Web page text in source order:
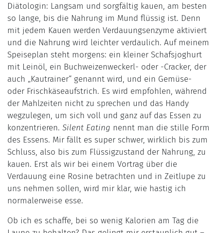
Diätologin: Langsam und sorgfältig kauen, am besten
so lange, bis die Nahrung im Mund flüssig ist. Denn
mit jedem Kauen werden Verdauungsenzyme aktiviert
und die Nahrung wird leichter verdaulich. Auf meinem
Speiseplan steht morgens: ein kleiner Schafsjoghurt
mit Leinöl, ein Buchweizenweckerl- oder -Cracker, der
auch „Kautrainer“ genannt wird, und ein Gemüse-
oder Frischkäseaufstrich. Es wird empfohlen, während
der Mahlzeiten nicht zu sprechen und das Handy
wegzulegen, um sich voll und ganz auf das Essen zu
konzentrieren. Silent Eating nennt man die stille Form
des Essens. Mir fällt es super schwer, wirklich bis zum
Schluss, also bis zum Flüssigzustand der Nahrung, zu
kauen. Erst als wir bei einem Vortrag über die
Verdauung eine Rosine betrachten und in Zeitlupe zu
uns nehmen sollen, wird mir klar, wie hastig ich
normalerweise esse.
Ob ich es schaffe, bei so wenig Kalorien am Tag die